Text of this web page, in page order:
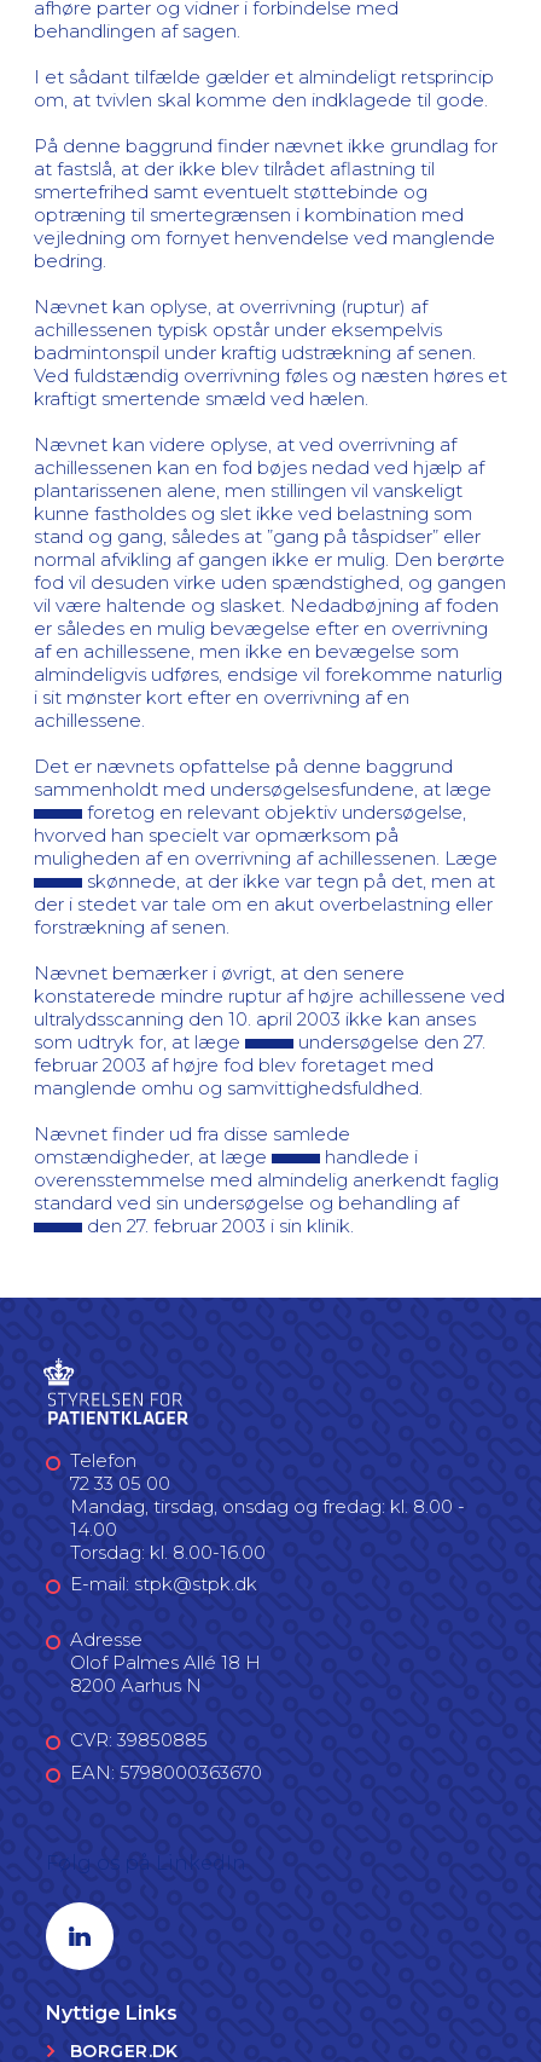
afhøre parter og vidner i forbindelse med
behandlingen af sagen.
I et sådant tilfælde gælder et almindeligt retsprincip
om, at tvivlen skal komme den indklagede til gode.
På denne baggrund finder nævnet ikke grundlag for
at fastslå, at der ikke blev tilrådet aflastning til
smertefrihed samt eventuelt støttebinde og
optræning til smertegrænsen i kombination med
vejledning om fornyet henvendelse ved manglende
bedring.
Nævnet kan oplyse, at overrivning (ruptur) af
achillessenen typisk opstår under eksempelvis
badmintonspil under kraftig udstrækning af senen.
Ved fuldstændig overrivning føles og næsten høres et
kraftigt smertende smæld ved hælen.
Nævnet kan videre oplyse, at ved overrivning af
achillessenen kan en fod bøjes nedad ved hjælp af
plantarissenen alene, men stillingen vil vanskeligt
kunne fastholdes og slet ikke ved belastning som
stand og gang, således at ”gang på tåspidser” eller
normal afvikling af gangen ikke er mulig. Den berørte
fod vil desuden virke uden spændstighed, og gangen
vil være haltende og slasket. Nedadbøjning af foden
er således en mulig bevægelse efter en overrivning
af en achillessene, men ikke en bevægelse som
almindeligvis udføres, endsige vil forekomme naturlig
i sit mønster kort efter en overrivning af en
achillessene.
Det er nævnets opfattelse på denne baggrund
sammenholdt med undersøgelsesfundene, at læge
foretog en relevant objektiv undersøgelse,
hvorved han specielt var opmærksom på
muligheden af en overrivning af achillessenen. Læge
skønnede, at der ikke var tegn på det, men at
der i stedet var tale om en akut overbelastning eller
forstrækning af senen.
Nævnet bemærker i øvrigt, at den senere
konstaterede mindre ruptur af højre achillessene ved
ultralydsscanning den 10. april 2003 ikke kan anses
som udtryk for, at læge
undersøgelse den 27.
februar 2003 af højre fod blev foretaget med
manglende omhu og samvittighedsfuldhed.
Nævnet finder ud fra disse samlede
omstændigheder, at læge
handlede i
overensstemmelse med almindelig anerkendt faglig
standard ved sin undersøgelse og behandling af
den 27. februar 2003 i sin klinik.
Telefon
72 33 05 00
Mandag, tirsdag, onsdag og fredag: kl. 8.00 -
14.00
Torsdag: kl. 8.00-16.00
E-mail: stpk@stpk.dk
Adresse
Olof Palmes Allé 18 H
8200 Aarhus N
CVR: 39850885
EAN: 5798000363670
Linkedin profil
Nyttige Links
BORGER.DK